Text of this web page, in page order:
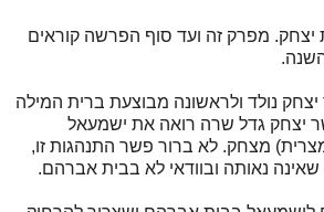
יצחק. מפרק זה ועד סוף הפרשה קוראים
נולד ולראשונה מבוצעת ברית המילה
יצחק גדל שרה רואה את ישמעאל
מצחק. לא ברור פשר התנהגות זו,
שאינה נאותה ובוודאי לא בבית אברהם.